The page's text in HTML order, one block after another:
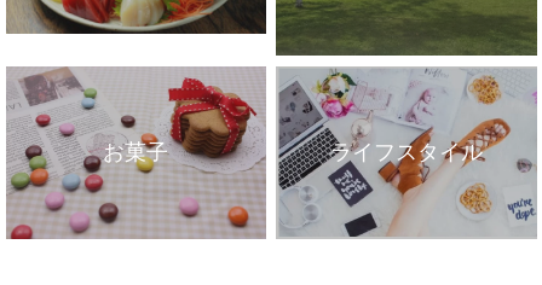
お菓子 ライフスタイル